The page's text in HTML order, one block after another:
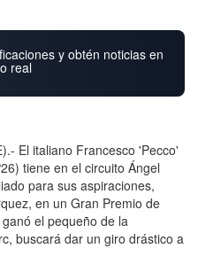
y obtén noticias en
real
El italiano Francesco 'Pecco'
tiene en el circuito Ángel
para sus aspiraciones,
en un Gran Premio de
el pequeño de la
buscará dar un giro drástico a